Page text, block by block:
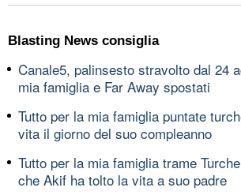
Blasting News consiglia
Canale5, palinsesto stravolto dal 24
mia famiglia e Far Away spostati
Tutto per la mia famiglia puntate
vita il giorno del suo compleanno
Tutto per la mia famiglia trame
che Akif ha tolto la vita a suo padre